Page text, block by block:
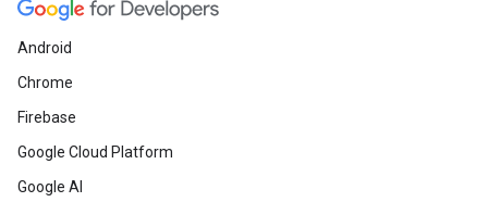
Android
Chrome
Firebase
Google Cloud Platform
Google AI